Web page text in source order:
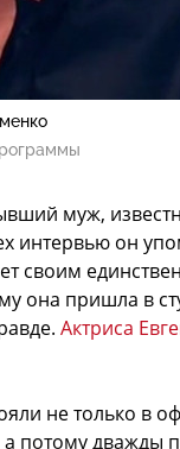
муж,
интервью он
своим
она пришла в
Актриса
не только в
потому дважды